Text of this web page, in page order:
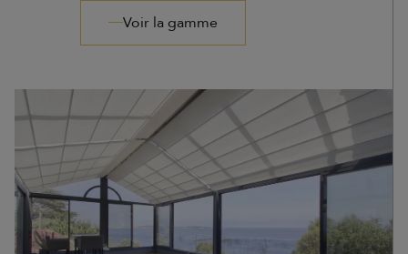
Voir la gamme